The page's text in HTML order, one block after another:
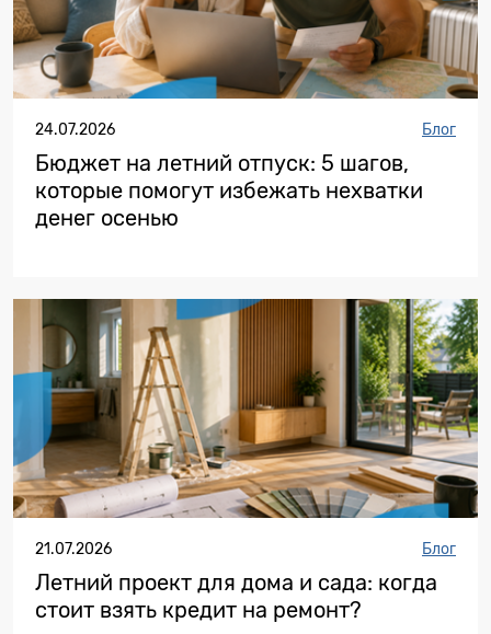
24.07.2026 Блог
Бюджет на летний отпуск: 5 шагов,
которые помогут избежать нехватки
денег осенью
21.07.2026 Блог
Летний проект для дома и сада: когда
стоит взять кредит на ремонт?